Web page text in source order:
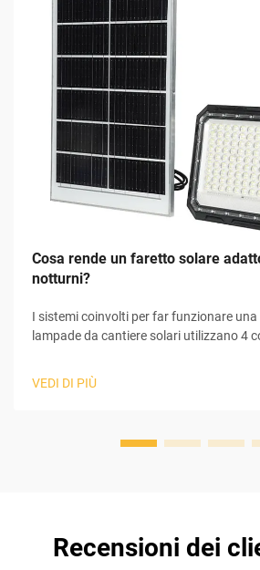
Cosa rende un faretto solare
notturni?
I sistemi coinvolti per far funzionare
lampade da cantiere solari utilizzano 4
necessaria al loro funzionamento.
VEDI DI PIÙ
Recensioni dei